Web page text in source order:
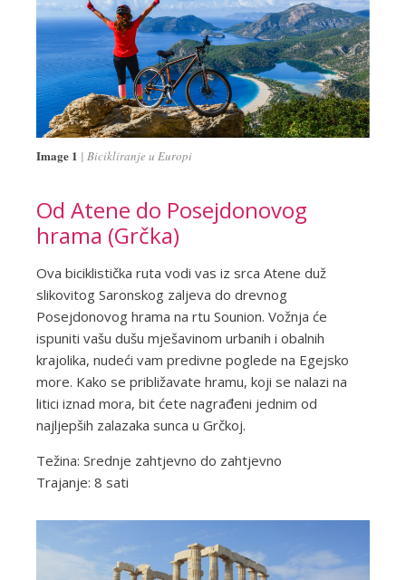
Image 1 Bicikliranje u Europi
Od Atene do Posejdonovog
hrama (Grčka)
Ova biciklistička ruta vodi vas iz srca Atene duž
slikovitog Saronskog zaljeva do drevnog
Posejdonovog hrama na rtu Sounion. Vožnja će
ispuniti vašu dušu mješavinom urbanih i obalnih
krajolika, nudeći vam predivne poglede na Egejsko
more. Kako se približavate hramu, koji se nalazi na
litici iznad mora, bit ćete nagrađeni jednim od
najljepših zalazaka sunca u Grčkoj.
Težina: Srednje zahtjevno do zahtjevno
Trajanje: 8 sati